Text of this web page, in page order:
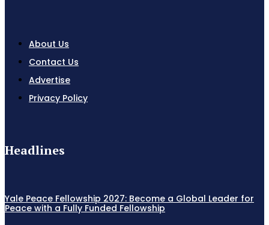
About Us
Contact Us
Advertise
Privacy Policy
Headlines
Yale Peace Fellowship 2027: Become a Global Leader for
Peace with a Fully Funded Fellowship